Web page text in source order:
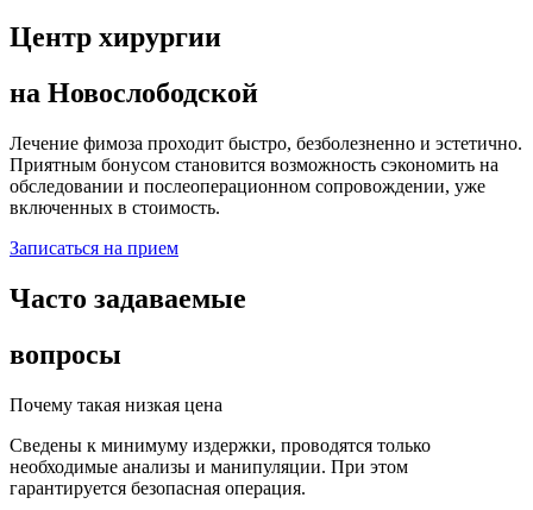
Центр хирургии
на Новослободской
Лечение фимоза проходит быстро, безболезненно и эстетично.
Приятным бонусом становится возможность сэкономить на
обследовании и послеоперационном сопровождении, уже
включенных в стоимость.
Записаться на прием
Часто задаваемые
вопросы
Почему такая низкая цена
Сведены к минимуму издержки, проводятся только
необходимые анализы и манипуляции. При этом
гарантируется безопасная операция.